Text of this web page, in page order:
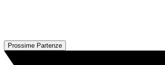
Prossime Partenze